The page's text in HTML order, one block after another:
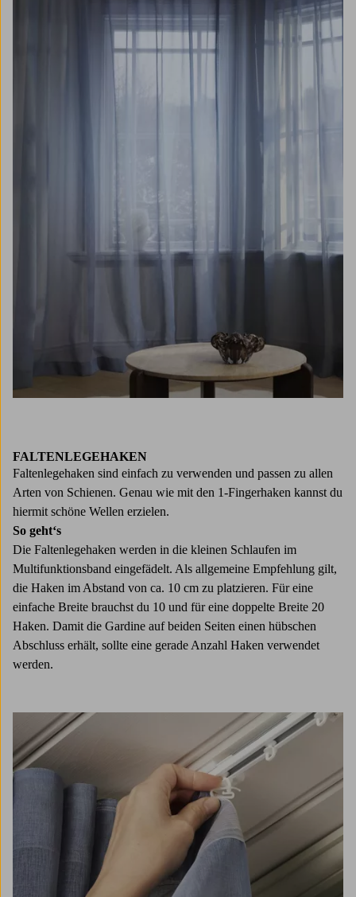
FALTENLEGEHAKEN
Faltenlegehaken sind einfach zu verwenden und passen zu allen
Arten von Schienen. Genau wie mit den 1-Fingerhaken kannst du
hiermit schöne Wellen erzielen.
So geht‘s
Die Faltenlegehaken werden in die kleinen Schlaufen im
Multifunktionsband eingefädelt. Als allgemeine Empfehlung gilt,
die Haken im Abstand von ca. 10 cm zu platzieren. Für eine
einfache Breite brauchst du 10 und für eine doppelte Breite 20
Haken. Damit die Gardine auf beiden Seiten einen hübschen
Abschluss erhält, sollte eine gerade Anzahl Haken verwendet
werden.